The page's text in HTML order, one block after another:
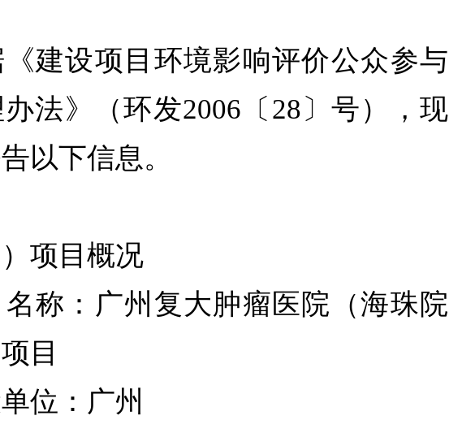
设项目环境影响评价公众参与
法》（环发2006〔28〕号），现
以下信息。
目概况
：广州复大肿瘤医院（海珠院
目
：广州